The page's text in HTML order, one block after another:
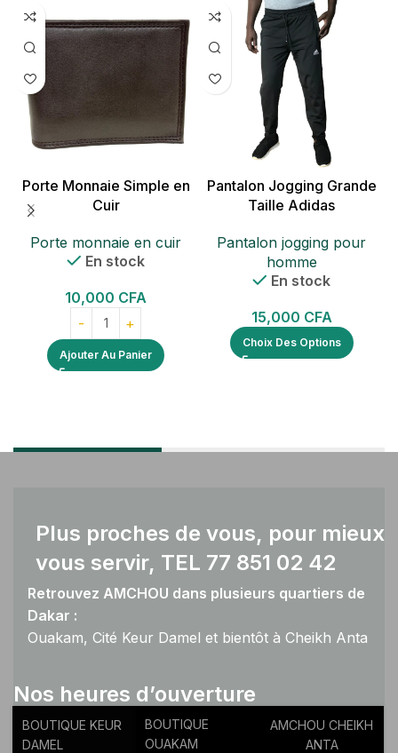
Porte Monnaie Simple en
Cuir
Porte monnaie en cuir
En stock
10,000 CFA
Ajouter Au Panier
Pantalon Jogging Grande
Taille Adidas
Pantalon jogging pour
homme
En stock
15,000 CFA
Choix Des Options
Plus proches de vous, pour mieux
vous servir, TEL 77 851 02 42
Retrouvez AMCHOU dans plusieurs quartiers de
Dakar :
Ouakam, Cité Keur Damel et bientôt à Cheikh Anta
Nos heures d’ouverture
BOUTIQUE KEUR
DAMEL
BOUTIQUE
OUAKAM
AMCHOU CHEIKH
ANTA